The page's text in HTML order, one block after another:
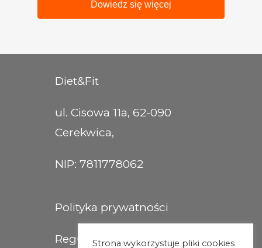
Dowiedz się więcej
Diet&Fit
ul. Cisowa 11a, 62-090
Cerekwica,
NIP: 7811778062
Polityka prywatności
RegulaminStrona wykorzystuje pliki cookies